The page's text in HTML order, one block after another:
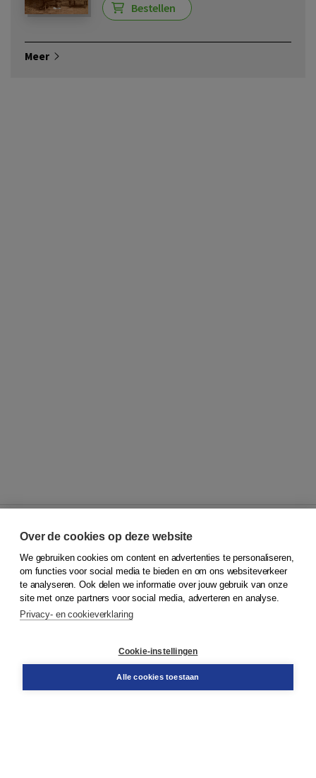
Bestellen
Meer
© 2026Koninklijke Boom uitgevers
Klantenservice
Service & informatie
Contact
Over de cookies op deze website
We gebruiken cookies om content en advertenties te personaliseren,
om functies voor social media te bieden en om ons websiteverkeer
te analyseren. Ook delen we informatie over jouw gebruik van onze
site met onze partners voor social media, adverteren en analyse.
Privacy- en cookieverklaring
Cookie-instellingen
Alle cookies toestaan